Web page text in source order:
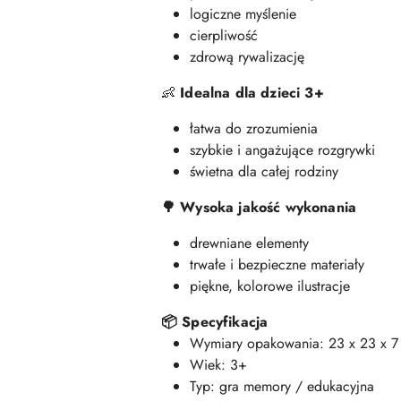
logiczne myślenie
cierpliwość
zdrową rywalizację
👶 Idealna dla dzieci 3+
łatwa do zrozumienia
szybkie i angażujące rozgrywki
świetna dla całej rodziny
🌳 Wysoka jakość wykonania
drewniane elementy
trwałe i bezpieczne materiały
piękne, kolorowe ilustracje
📦 Specyfikacja
Wymiary opakowania: 23 x 23 x
Wiek: 3+
Typ: gra memory / edukacyjna